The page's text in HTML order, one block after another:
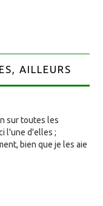
AILLEURS
sur toutes les
l'une d'elles ;
bien que je les aie